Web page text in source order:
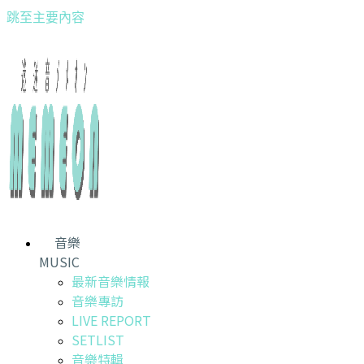
跳至主要內容
音樂
MUSIC
最新音樂情報
音樂專訪
LIVE REPORT
SETLIST
音樂特輯